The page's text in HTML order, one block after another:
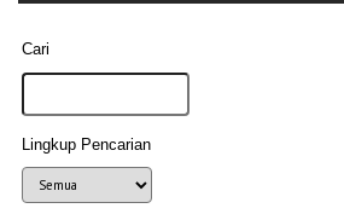
Cari
Lingkup Pencarian